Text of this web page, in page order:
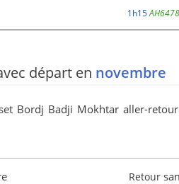
1h15AH6478
départ en novembre
Bordj Badji Mokhtar aller-
Retour